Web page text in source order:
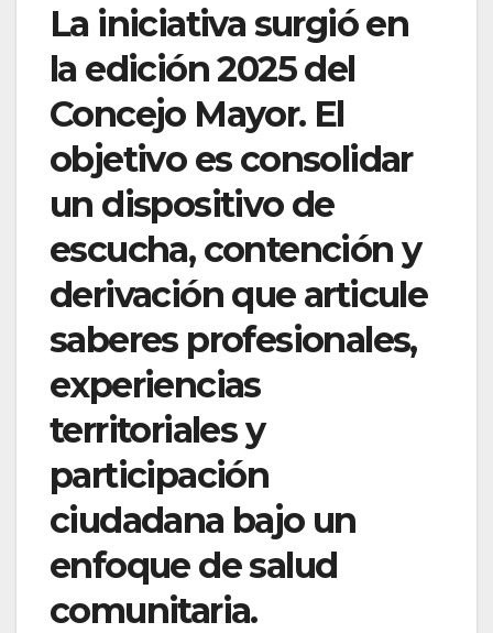
La iniciativa surgió en
la edición 2025 del
Concejo Mayor. El
objetivo es consolidar
un dispositivo de
escucha, contención y
derivación que articule
saberes profesionales,
experiencias
territoriales y
participación
ciudadana bajo un
enfoque de salud
comunitaria.